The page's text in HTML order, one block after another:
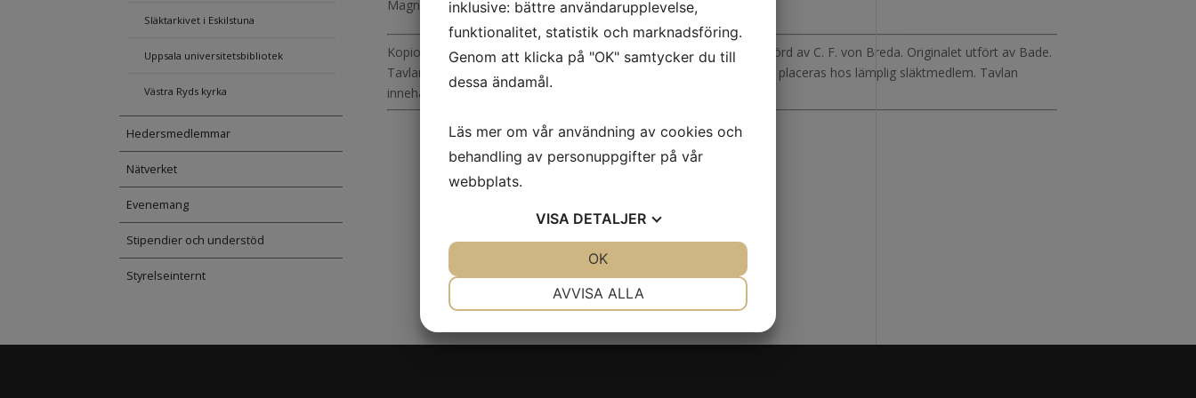
Släktarkivet i Eskilstuna
Uppsala universitetsbibliotek
Västra Ryds kyrka
Hedersmedlemmar
Nätverket
Evenemang
Stipendier och understöd
Styrelseinternt
Magnus, dåvarande innehavaren av Wallsnäs.
Kopior av porträtt av August Söderling och Ebba Sofia f. Ribbing utförd av C. F. von Breda. Originalet utfört av Bade.
Tavlan är skänkt av Elias Hermelin och ska genom styrelsens beslut placeras hos lämplig släktmedlem. Tavlan
innehas av Lars på Marieberg sedan 1984.
inklusive: bättre användarupplevelse,
funktionalitet, statistik och marknadsföring.
Genom att klicka på "OK" samtycker du till
dessa ändamål.
Läs mer om vår användning av cookies och
behandling av personuppgifter på vår
webbplats.
VISA DETALJER
MARKNADSFÖRING STATISTIK
AVVISA ALLA
OK